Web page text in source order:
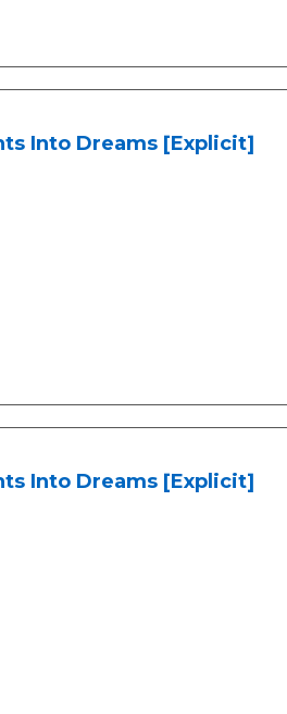
Into Dreams [Explicit]
Into Dreams [Explicit]